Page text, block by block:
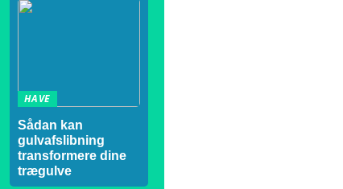
HAVE
Sådan kan
gulvafslibning
transformere dine
trægulve